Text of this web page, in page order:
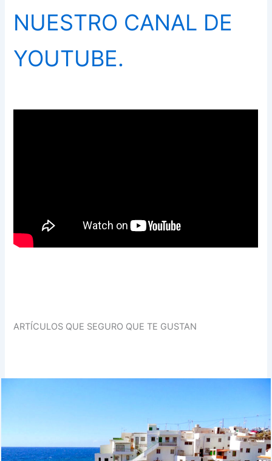
NUESTRO CANAL DE
YOUTUBE.
ARTÍCULOS QUE SEGURO QUE TE GUSTAN